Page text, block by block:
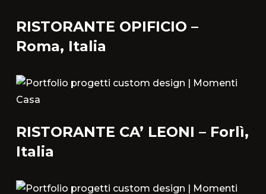
RISTORANTE OPIFICIO –
Roma, Italia
RISTORANTE CA’ LEONI – Forlì,
Italia